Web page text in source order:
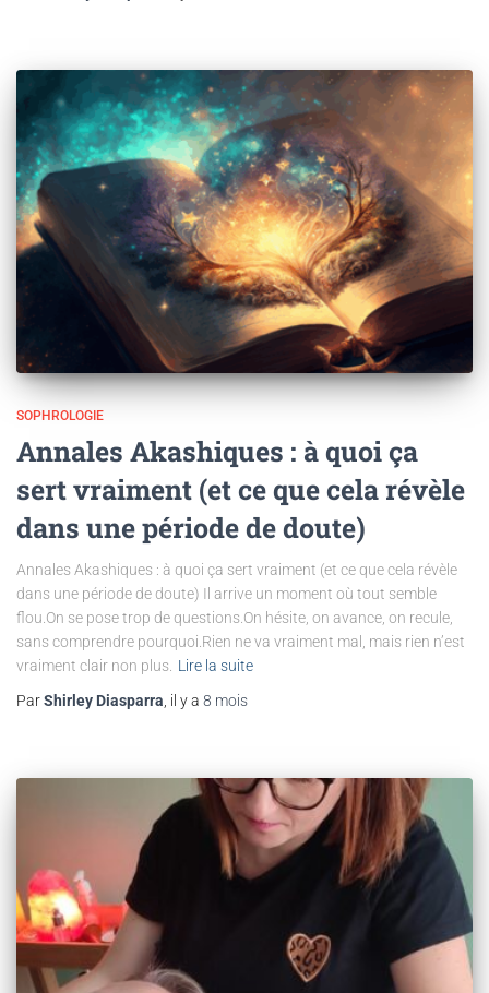
SOPHROLOGIE
Annales Akashiques : à quoi ça
sert vraiment (et ce que cela révèle
dans une période de doute)
Annales Akashiques : à quoi ça sert vraiment (et ce que cela révèle
dans une période de doute) Il arrive un moment où tout semble
flou.On se pose trop de questions.On hésite, on avance, on recule,
sans comprendre pourquoi.Rien ne va vraiment mal, mais rien n’est
vraiment clair non plus. Lire la suite
ParShirley Diasparra, il y a 8 mois